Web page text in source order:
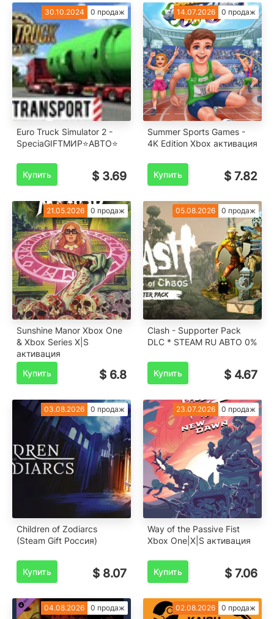
30.10.2024 0 продаж
Euro Truck Simulator 2 -
SpeciaGIFTМИР⭐️АВТО⭐️
Купить $ 3.69
14.07.2026 0 продаж
Summer Sports Games -
4K Edition Xbox активация
Купить $ 7.82
21.05.2026 0 продаж
Sunshine Manor Xbox One
& Xbox Series X|S
активация
Купить
$ 6.8
05.08.2026 0 продаж
Clash - Supporter Pack
DLC * STEAM RU АВТО 0%
Купить $ 4.67
03.08.2026 0 продаж
Children of Zodiarcs
(Steam Gift Россия)
Купить $ 8.07
23.07.2026 0 продаж
Way of the Passive Fist
Xbox One|X|S активация
Купить $ 7.06
04.08.2026 0 продаж 02.08.2026 0 продаж